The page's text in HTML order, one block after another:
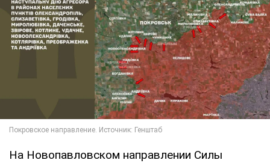
На Новопавловском направлении Силы